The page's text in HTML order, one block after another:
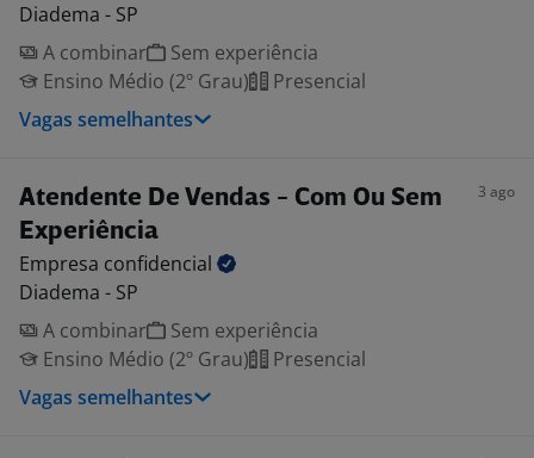
Diadema - SP
A combinar
Sem experiência
Ensino Médio (2º Grau)
Presencial
Vagas semelhantes
Atendente De Vendas - Com Ou Sem
Experiência
3 ago
Empresa confidencial
Diadema - SP
A combinar
Sem experiência
Ensino Médio (2º Grau)
Presencial
Vagas semelhantes